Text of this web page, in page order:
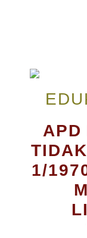
APD
1/